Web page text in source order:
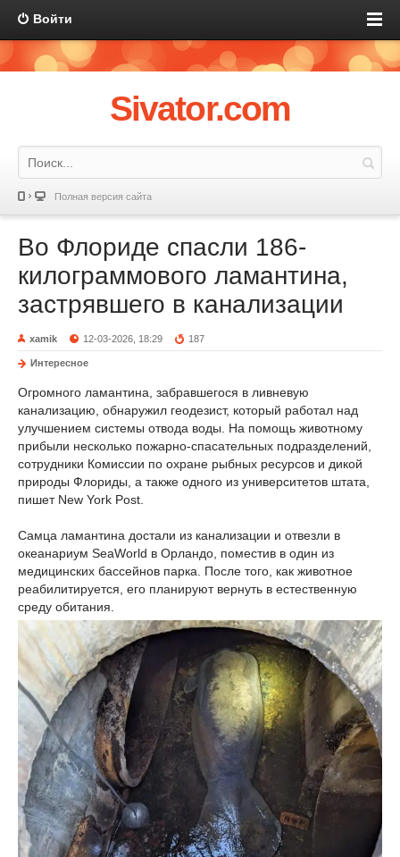
Войти
Sivator.com
Полная версия сайта
Во Флориде спасли 186-
килограммового ламантина,
застрявшего в канализации
xamik 12-03-2026, 18:29 187
Интересное
Огромного ламантина, забравшегося в ливневую
канализацию, обнаружил геодезист, который работал над
улучшением системы отвода воды. На помощь животному
прибыли несколько пожарно-спасательных подразделений,
сотрудники Комиссии по охране рыбных ресурсов и дикой
природы Флориды, а также одного из университетов штата,
пишет New York Post.
Самца ламантина достали из канализации и отвезли в
океанариум SeaWorld в Орландо, поместив в один из
медицинских бассейнов парка. После того, как животное
реабилитируется, его планируют вернуть в естественную
среду обитания.